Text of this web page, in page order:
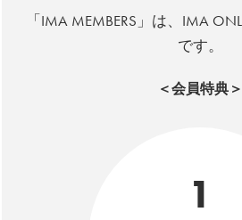
「IMA MEMBERS」は、IMA
です。
＜会員特典＞
1